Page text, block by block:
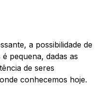
a possibilidade de
pequena, dadas as
de seres
conhecemos hoje.